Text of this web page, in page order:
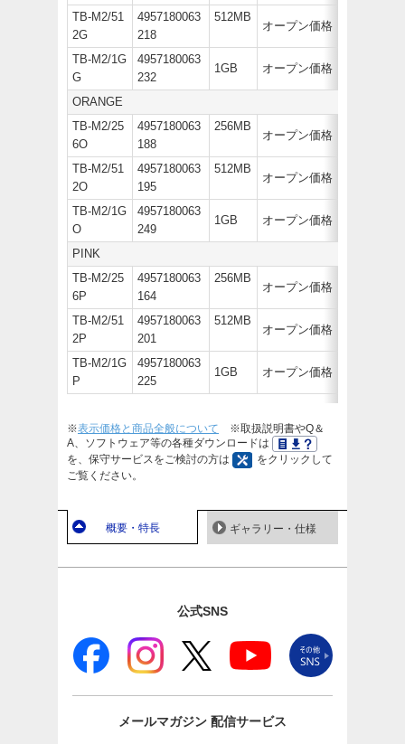
TB-M2/51
2G
4957180063
218
512MB
オープン価格
TB-M2/1G
G
4957180063
232
1GB オープン価格
ORANGE
TB-M2/25
6O
4957180063
188
256MB
オープン価格
TB-M2/51
2O
4957180063
195
512MB
オープン価格
TB-M2/1G
O
4957180063
249
1GB オープン価格
PINK
TB-M2/25
6P
4957180063
164
256MB
オープン価格
TB-M2/51
2P
4957180063
201
512MB
オープン価格
TB-M2/1G
P
4957180063
225
1GB オープン価格
※表示価格と商品全般について ※取扱説明書やQ＆
A、ソフトウェア等の各種ダウンロードは
を、保守サービスをご検討の方は
をクリックして
ご覧ください。
概要・特長 ギャラリー・仕様
公式SNS
メールマガジン 配信サービス